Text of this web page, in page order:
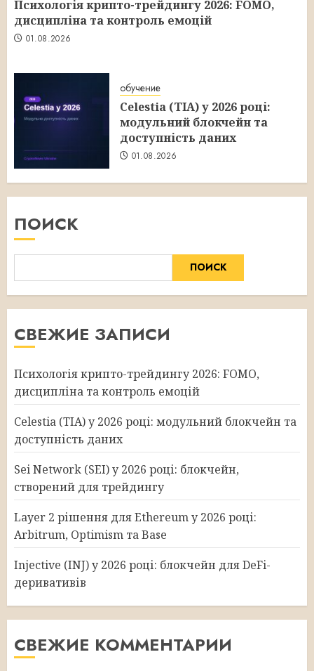
Психологія крипто-трейдингу 2026: FOMO,
дисципліна та контроль емоцій
01.08.2026
обучение
Celestia (TIA) у 2026 році:
модульний блокчейн та
доступність даних
01.08.2026
ПОИСК
ПОИСК
СВЕЖИЕ ЗАПИСИ
Психологія крипто-трейдингу 2026: FOMO,
дисципліна та контроль емоцій
Celestia (TIA) у 2026 році: модульний блокчейн та
доступність даних
Sei Network (SEI) у 2026 році: блокчейн,
створений для трейдингу
Layer 2 рішення для Ethereum у 2026 році:
Arbitrum, Optimism та Base
Injective (INJ) у 2026 році: блокчейн для DeFi-
деривативів
СВЕЖИЕ КОММЕНТАРИИ